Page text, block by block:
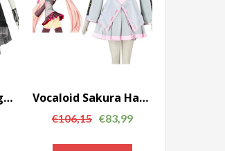
Vocaloid Luka Megurine cosplay costume sexy avec Couleur Noir AC00751 Vocaloid Sakura Hatsune Miku cosplay costume La deuxième génération AC00747
€106,15 €83,99